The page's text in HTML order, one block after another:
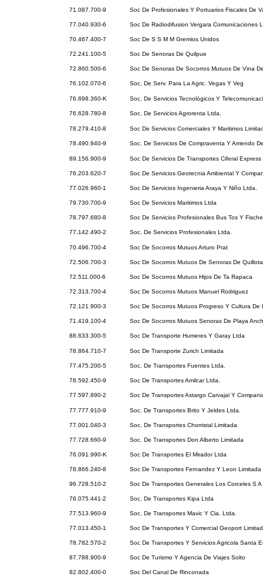
71.087.700-9 Soc De Profesionales Y Portuarios Fiscales De
77.040.930-6 Soc De Radiodifusion Vergara Comunicaciones
70.467.400-7 Soc De S S M M Gremios Unidos
72.241.100-5 Soc De Senoras De Quilpue
72.860.500-6 Soc De Senoras De Socorros Mutuos De Vina
76.102.070-6 Soc. De Serv. Para La Agric. Vegas Y Veg
76.698.360-K Soc. De Servicios Tecnológicos Y
76.628.780-8 Soc. De Servicios Agrorenta Ltda.
78.279.410-8 Soc De Servicios Comerciales Y Maritimos
78.490.940-9 Soc. De Servicios De Compraventa Y Arriendo
89.156.900-9 Soc De Servicios De Transportes Ciferal Express
76.203.620-7 Soc De Servicios Geotecnia Ambiental Y
77.026.960-1 Soc De Servicios Ingenieria Araya Y Niño Ltda.
79.730.700-9 Soc De Servicios Maritimos Ltda
78.797.680-8 Soc De Servicios Profesionales Bus Tos Y
77.142.490-2 Soc. De Servicios Profesionales Ltda.
70.496.700-4 Soc De Socorros Mutuos Arturo Prat
72.506.700-3 Soc De Socorros Mutuos De Senoras De Quillota
72.511.000-6 Soc De Socorros Mutuos Hijos De Ta Rapaca
72.313.700-4 Soc De Socorros Mutuos Manuel Rodriguez
72.121.900-3 Soc De Socorros Mutuos Progreso Y Cultura De
71.419.100-4 Soc De Socorros Mutuos Senoras De Playa
88.633.300-5 Soc De Transporte Humeres Y Garay Ltda
78.864.710-7 Soc De Transporte Zurich Limitada
77.475.200-5 Soc. De Transportes Fuentes Ltda.
78.592.450-9 Soc De Transportes Amilcar Ltda.
77.597.890-2 Soc De Transportes Astargo Carvajal Y
77.777.910-9 Soc. De Transportes Brito Y Jeldes Ltda.
77.001.040-3 Soc. De Transportes Chorristal Limitada
77.728.660-9 Soc. De Transportes Don Alberto Limitada
76.091.990-K Soc De Transportes El Mirador Ltda
78.866.240-8 Soc De Transportes Fernandez Y Leon Limitada
96.728.510-2 Soc De Transportes Generales Los Corceles S A
76.075.441-2 Soc. De Transportes Kipa Ltda
77.513.960-9 Soc. De Transportes Mavic Y Cia. Ltda.
77.013.450-1 Soc De Transportes Y Comercial Geoport
78.782.570-2 Soc De Transportes Y Servicios Agricola Santa
87.788.900-9 Soc De Turismo Y Agencia De Viajes Solto
82.802.400-0 Soc Del Canal De Rinconada